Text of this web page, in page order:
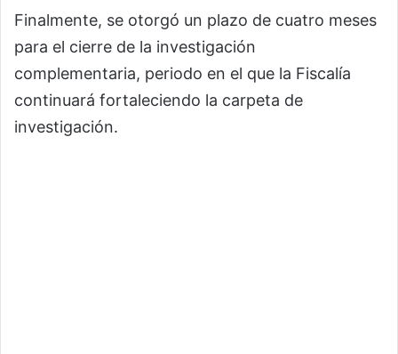
Finalmente, se otorgó un plazo de cuatro meses
para el cierre de la investigación
complementaria, periodo en el que la Fiscalía
continuará fortaleciendo la carpeta de
investigación.